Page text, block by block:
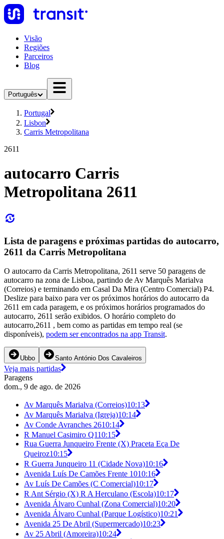
Visão
Regiões
Parceiros
Blog
Português
Portugal
Lisbon
Carris Metropolitana
2611
autocarro Carris
Metropolitana 2611
Lista de paragens e próximas partidas do autocarro,
2611 da Carris Metropolitana
O autocarro da Carris Metropolitana, 2611 serve 50 paragens de
autocarro na zona de Lisboa, partindo de Av Marquês Marialva
(Correios) e terminando em Casal Da Mira (Centro Comercial) P4.
Deslize para baixo para ver os próximos horários do autocarro da
2611 em cada paragem, e os próximos horários programados do
autocarro, 2611 serão exibidos. O horário completo do
autocarro,2611 , bem como as partidas em tempo real (se
disponíveis), podem ser encontrados na app Transit.
Ubbo Santo António Dos Cavaleiros
Veja mais partidas
Paragens
dom., 9 de ago. de 2026
Av Marquês Marialva (Correios)10:13
Av Marquês Marialva (Igreja)10:14
Av Conde Avranches 2610:14
R Manuel Casimiro Q110:15
Rua Guerra Junqueiro Frente (X) Praceta Eça De
Queiroz10:15
R Guerra Junqueiro 11 (Cidade Nova)10:16
Avenida Luís De Camões Frente 1010:16
Av Luís De Camões (C Comercial)10:17
R Ant Sérgio (X) R A Herculano (Escola)10:17
Avenida Álvaro Cunhal (Zona Comercial)10:20
Avenida Álvaro Cunhal (Parque Logístico)10:21
Avenida 25 De Abril (Supermercado)10:23
Av 25 Abril (Amoreira)10:24